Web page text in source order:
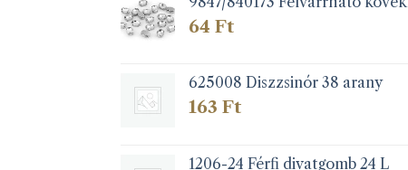
64 Ft
625008 Diszzsinór 38 arany
163 Ft
1206-24 Férfi divatgomb 24 L